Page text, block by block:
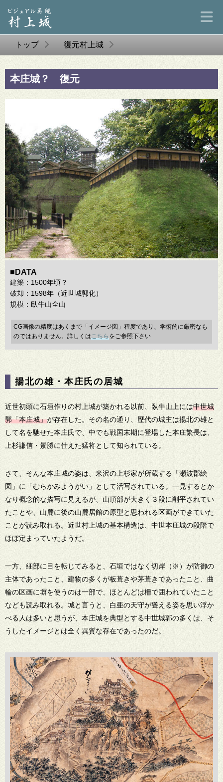
トップ 復元村上城
本庄城？ 復元
■DATA
建築：1500年頃？
破却：1598年（近世城郭化）
規模：臥牛山全山
CG画像の精度はあくまで「イメージ図」程度であり、学術的に厳密なも
のではありません。詳しくはこちら をご参照下さい
揚北の雄・本庄氏の居城
近世初頭に石垣作りの村上城が築かれる以前、臥牛山上には中世城
郭「本庄城」が存在した。その名の通り、歴代の城主は揚北の雄と
して名を馳せた本庄氏で、中でも戦国末期に登場した本庄繁長は、
上杉謙信・景勝に仕えた猛将として知られている。
さて、そんな本庄城の姿は、米沢の上杉家が所蔵する「瀬波郡絵
図」に「むらかみようがい」として活写されている。一見するとか
なり概念的な描写に見えるが、山頂部が大きく３段に削平されてい
たことや、山麓に後の山麓居館の原型と思われる区画ができていた
ことが読み取れる。近世村上城の基本構造は、中世本庄城の段階で
ほぼ定まっていたようだ。
一方、細部に目を転じてみると、石垣ではなく切岸（※）が防御の
主体であったこと、建物の多くが板葺きや茅葺きであったこと、曲
輪の区画に塀を使うのは一部で、ほとんどは柵で囲われていたこと
なども読み取れる。城と言うと、白亜の天守が聳える姿を思い浮か
べる人は多いと思うが、本庄城を典型とする中世城郭の多くは、そ
うしたイメージとは全く異質な存在であったのだ。